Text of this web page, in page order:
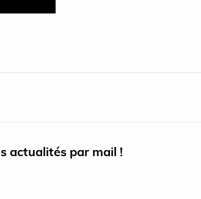
actualités par mail !